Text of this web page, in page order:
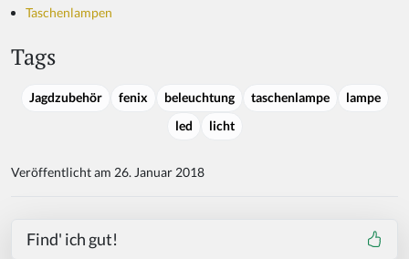
Taschenlampen
Tags
Jagdzubehör fenix beleuchtung taschenlampe
lampe
led
licht
Veröffentlicht am 26. Januar 2018
Find' ich gut!